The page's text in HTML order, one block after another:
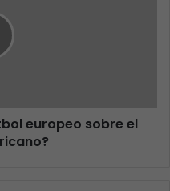
europeo sobre el